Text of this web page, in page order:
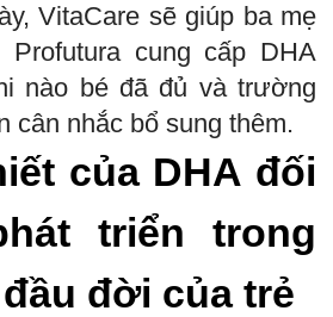
VitaCare sẽ giúp ba mẹ
Profutura cung cấp DHA
nào bé đã đủ và trường
cân nhắc bổ sung thêm.
của DHA đối
triển trong
đời của trẻ